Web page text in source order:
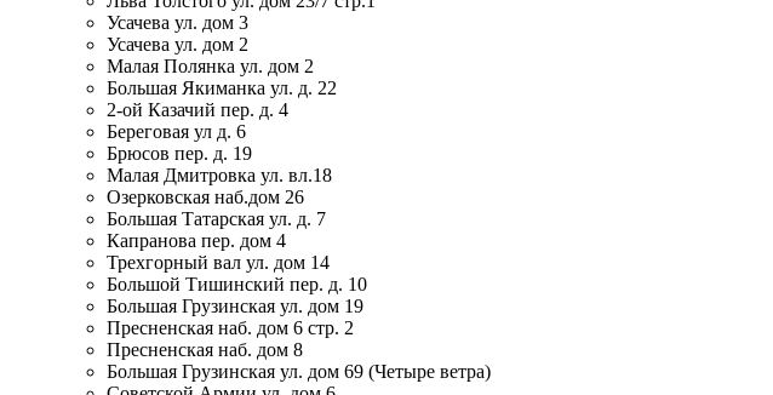
Усачева ул. дом 3
Усачева ул. дом 2
Малая Полянка ул. дом 2
Большая Якиманка ул. д. 22
2-ой Казачий пер. д. 4
Береговая ул д. 6
Брюсов пер. д. 19
Малая Дмитровка ул. вл.18
Озерковская наб.дом 26
Большая Татарская ул. д. 7
Капранова пер. дом 4
Трехгорный вал ул. дом 14
Большой Тишинский пер. д. 10
Большая Грузинская ул. дом 19
Пресненская наб. дом 6 стр. 2
Пресненская наб. дом 8
Большая Грузинская ул. дом 69 (Четыре ветра)